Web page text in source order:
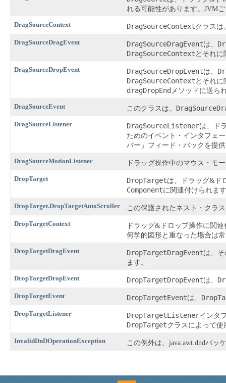
れる可能性があります。JVM
DragSourceContext DragSourceContextクラスは
DragSourceDragEvent DragSourceDragEventは、
DragSourceContext とそれに
DragSourceDropEvent DragSourceDropEventは、
DragSourceContext とそれに
dragDropEnd メソッドに送ら
DragSourceEvent このクラスは、
DragSourceListener DragSourceListenerは、ド
ためのイベント・インタフェ
バー」フィード・バックを提
DragSourceMotionListener ドラッグ操作中のマウス・モ
DropTarget DropTargetは、ドラッグ&ド
Componentに関連付けられま
DropTarget.DropTargetAutoScroller この保護されたネスト・クラ
DropTargetContext
ドラッグ&ドロップ操作に関
何学的図形と重なった場合は
DropTargetDragEvent DropTargetDragEventは、そ
ます。
DropTargetDropEvent DropTargetDropEventは、
DropTargetEvent DropTargetEventは、
DropTargetListener DropTargetListenerインタ
DropTargetクラスによって
InvalidDnDOperationException この例外は、java.awt.dndパッ